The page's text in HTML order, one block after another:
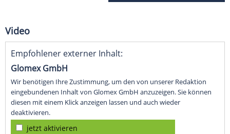
Video
Empfohlener externer Inhalt:
Glomex GmbH
Wir benötigen Ihre Zustimmung, um den von unserer Redaktion
eingebundenen Inhalt von Glomex GmbH anzuzeigen. Sie können
diesen mit einem Klick anzeigen lassen und auch wieder
deaktivieren.
jetzt aktivieren